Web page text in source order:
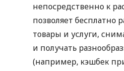
непосредственно к
позволяет бесплатно
товары и услуги,
и получать
(например, кэшбек